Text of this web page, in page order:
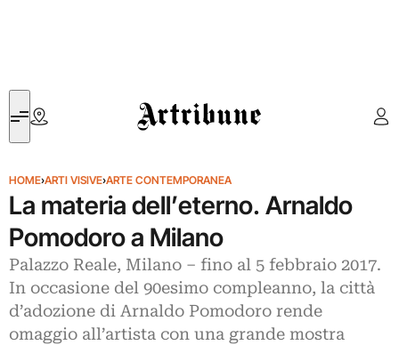
Artribune
HOME›ARTI VISIVE›ARTE CONTEMPORANEA
La materia dell’eterno. Arnaldo
Pomodoro a Milano
Palazzo Reale, Milano – fino al 5 febbraio 2017.
In occasione del 90esimo compleanno, la città
d’adozione di Arnaldo Pomodoro rende
omaggio all’artista con una grande mostra